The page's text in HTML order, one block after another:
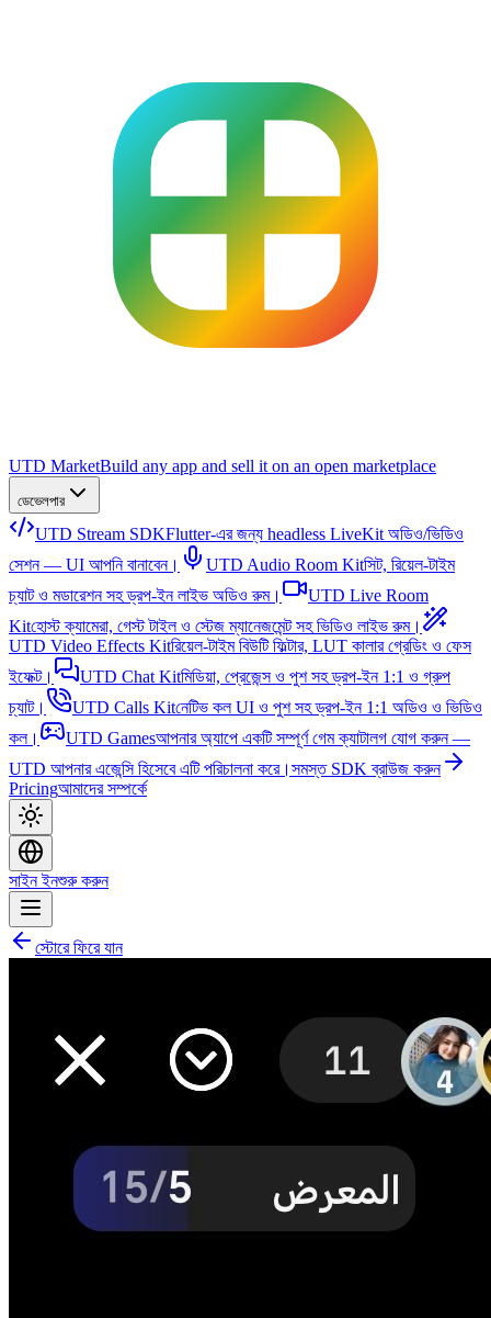
UTD MarketBuild any app and sell it on an open marketplace
ডেভেলপার
UTD Stream SDKFlutter-এর জন্য headless LiveKit অডিও/ভিডিও
সেশন — UI আপনি বানাবেন।
UTD Audio Room Kitসিট, রিয়েল-টাইম
চ্যাট ও মডারেশন সহ ড্রপ-ইন লাইভ অডিও রুম।
UTD Live Room
Kitহোস্ট ক্যামেরা, গেস্ট টাইল ও স্টেজ ম্যানেজমেন্ট সহ ভিডিও লাইভ রুম।
UTD Video Effects Kitরিয়েল-টাইম বিউটি ফিল্টার, LUT কালার গ্রেডিং ও ফেস
ইফেক্ট।
UTD Chat Kitমিডিয়া, প্রেজেন্স ও পুশ সহ ড্রপ-ইন 1:1 ও গ্রুপ
চ্যাট।
UTD Calls Kitনেটিভ কল UI ও পুশ সহ ড্রপ-ইন 1:1 অডিও ও ভিডিও
কল।
UTD Gamesআপনার অ্যাপে একটি সম্পূর্ণ গেম ক্যাটালগ যোগ করুন —
UTD আপনার এজেন্সি হিসেবে এটি পরিচালনা করে। সমস্ত SDK ব্রাউজ করুন
Pricingআমাদের সম্পর্কে
সাইন ইনশুরু করুন
স্টোরে ফিরে যান